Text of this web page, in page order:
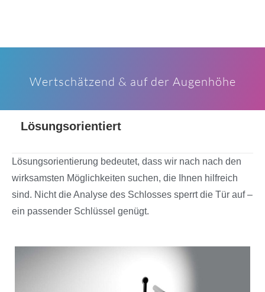
Wertschätzend & auf der Augenhöhe
Lösungsorientiert
Lösungsorientierung bedeutet, dass wir nach nach den
wirksamsten Möglichkeiten suchen, die Ihnen hilfreich
sind. Nicht die Analyse des Schlosses sperrt die Tür auf –
ein passender Schlüssel genügt.